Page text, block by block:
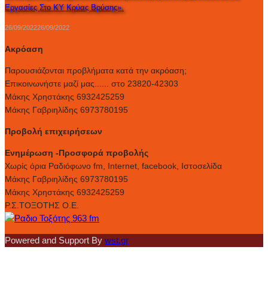
Εργασίες Στο ΚΥ Κρύας Βρύσης».
26/09/202226/09/2022
Ακρόαση
Παρουσιάζονται προβλήματα κατά την ακρόαση;
Επικοινωνήστε μαζί μας...... στο 23820-42303
Μάκης Χρηστάκης 6932425259
Μάκης Γαβριηλίδης 6973780195
Προβολή επιχειρήσεων
Ενημέρωση -Προσφορά προβολής
Xωρίς όρια Ραδιόφωνο fm, Internet, facebook, Ιστοσελίδα
Μάκης Γαβριηλίδης 6973780195
Μάκης Χρηστάκης 6932425259
Ρ.Σ.ΤΟΞΟΤΗΣ Ο.Ε.
Powered and Support By wst.gr